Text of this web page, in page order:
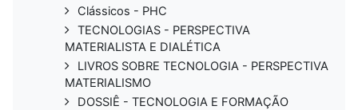
Clássicos - PHC
TECNOLOGIAS - PERSPECTIVA
MATERIALISTA E DIALÉTICA
LIVROS SOBRE TECNOLOGIA - PERSPECTIVA
MATERIALISMO
DOSSIÊ - TECNOLOGIA E FORMAÇÃO